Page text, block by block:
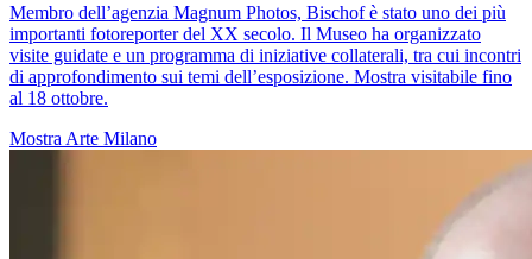
Membro dell’agenzia Magnum Photos, Bischof è stato uno dei più
importanti fotoreporter del XX secolo. Il Museo ha organizzato
visite guidate e un programma di iniziative collaterali, tra cui incontri
di approfondimento sui temi dell’esposizione. Mostra visitabile fino
al 18 ottobre.
Mostra Arte Milano